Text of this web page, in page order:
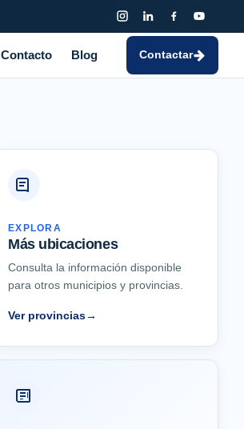
Contacto Blog Contactar
EXPLORA
Más ubicaciones
Consulta la información disponible
para otros municipios y provincias.
Ver provincias→